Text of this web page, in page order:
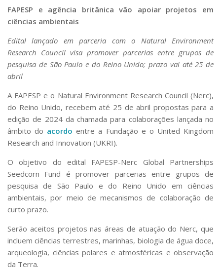
FAPESP e agência britânica vão apoiar projetos em
ciências ambientais
Edital lançado em parceria com o Natural Environment
Research Council visa promover parcerias entre grupos de
pesquisa de São Paulo e do Reino Unido; prazo vai até 25 de
abril
A FAPESP e o Natural Environment Research Council (Nerc),
do Reino Unido, recebem até 25 de abril propostas para a
edição de 2024 da chamada para colaborações lançada no
âmbito do acordo entre a Fundação e o United Kingdom
Research and Innovation (UKRI).
O objetivo do edital FAPESP-Nerc Global Partnerships
Seedcorn Fund é promover parcerias entre grupos de
pesquisa de São Paulo e do Reino Unido em ciências
ambientais, por meio de mecanismos de colaboração de
curto prazo.
Serão aceitos projetos nas áreas de atuação do Nerc, que
incluem ciências terrestres, marinhas, biologia de água doce,
arqueologia, ciências polares e atmosféricas e observação
da Terra.